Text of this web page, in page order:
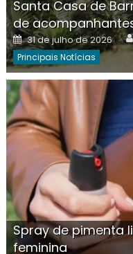
Santa Casa de
de
Posted
on
31 de julho de 2026
Principais Notícias
Spray de pimenta
feminina